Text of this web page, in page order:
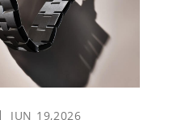
JUN 19,2026